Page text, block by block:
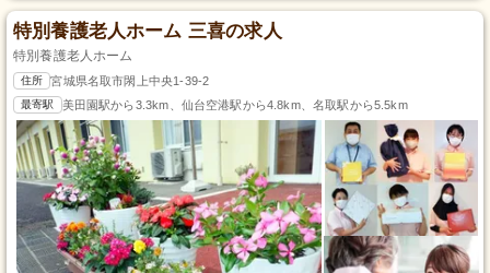
特別養護老人ホーム 三喜の求人
特別養護老人ホーム
住所 宮城県名取市閖上中央1-39-2
最寄駅 美田園駅から3.3km、仙台空港駅から4.8km、名取駅から5.5km